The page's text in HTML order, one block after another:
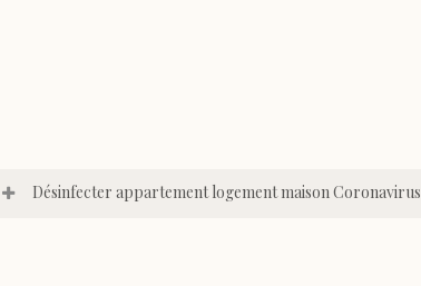
Désinfecter appartement logement maison Coronavirus